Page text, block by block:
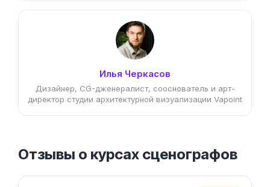
Илья Черкасов
Дизайнер, CG-дженералист, сооснователь и арт-
директор студии архитектурной визуализации Vapoint
Отзывы о курсах сценографов